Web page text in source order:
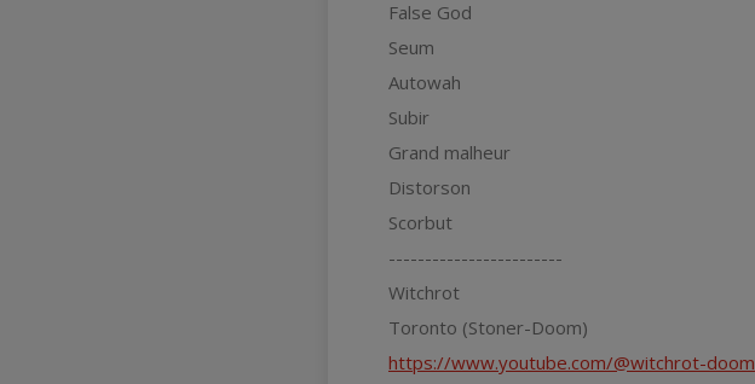
False God
Seum
Autowah
Subir
Grand malheur
Distorson
Scorbut
------------------------
Witchrot
Toronto (Stoner-Doom)
https://www.youtube.com/@witchrot-doom